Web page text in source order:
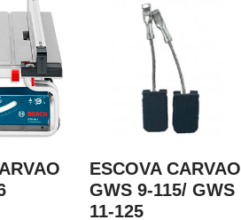
ESCOVA CARVAO
GWS 9-115/ GWS
11-125